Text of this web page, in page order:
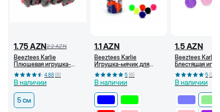
1.75 AZN2.2 AZN
Beeztees Karlie
Плюшевая игрушка-
мышь с погремушкой
для кошек, серая, 5 см
4.88(8)
В наличии
5 см
1.1AZN
Beeztees Karlie
Игрушка-мячик для
кошек, с шипами, 3,5 см
(Синий)
5(6)
В наличии
1.5 AZN
Beeztees Karlie
Блестящая
мячик для
см (Светло-
5(2
В наличии